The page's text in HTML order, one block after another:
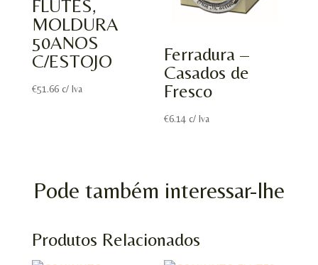
FLUTES,
MOLDURA
50ANOS
C/ESTOJO
€51.66 c/ Iva
Ferradura –
Casados de
Fresco
€6.14 c/ Iva
Pode também interessar-lhe
Produtos Relacionados